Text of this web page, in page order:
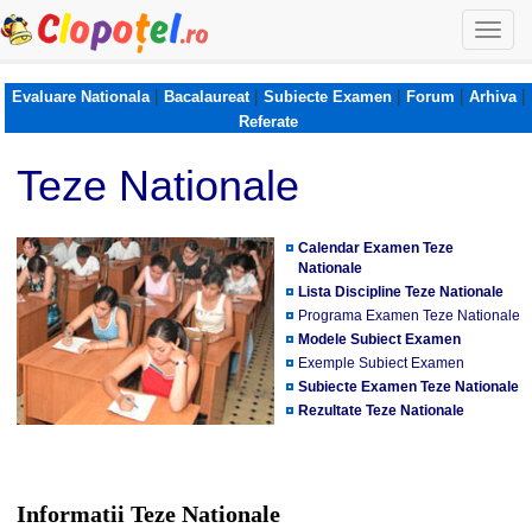
Evaluare Nationala| Bacalaureat| Subiecte Examen| Forum | Arhiva|
Referate
Teze Nationale
Calendar Examen Teze
Nationale
Lista Discipline Teze Nationale
Programa Examen Teze Nationale
Modele Subiect Examen
Exemple Subiect Examen
Subiecte Examen Teze Nationale
Rezultate Teze Nationale
Informatii Teze Nationale